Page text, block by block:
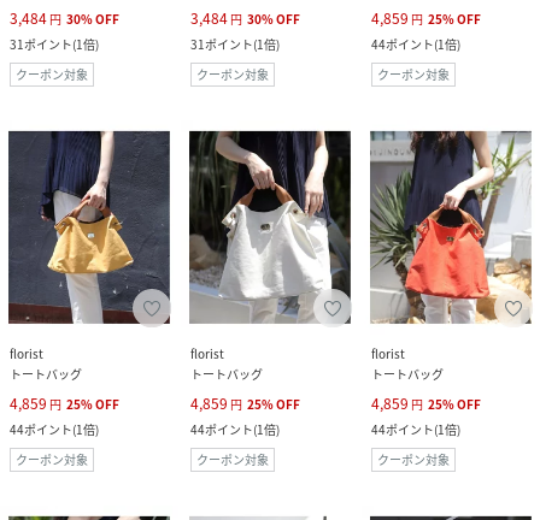
3,484 円 30%OFF
31ポイント(1倍)
クーポン対象
3,484 円 30%OFF
31ポイント(1倍)
クーポン対象
4,859 円 25%OFF
44ポイント(1倍)
クーポン対象
florist
トートバッグ
4,859 円 25%OFF
44ポイント(1倍)
クーポン対象
florist
トートバッグ
4,859 円 25%OFF
44ポイント(1倍)
クーポン対象
florist
トートバッグ
4,859 円 25%OFF
44ポイント(1倍)
クーポン対象